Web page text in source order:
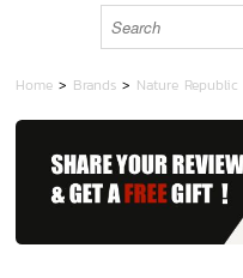
Home > Brands > Nature Republic